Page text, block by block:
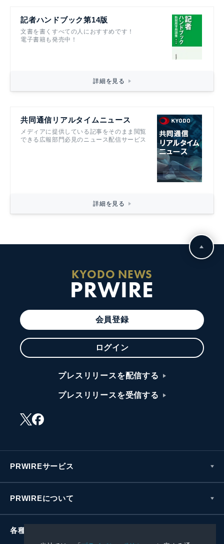
記者ハンドブック第14版
文書を書くすべての人におすすめです！
電子書籍も発売中！
詳細を見る
共同通信リアルタイムニュース
メディアに提供している記事をそのまま閲覧
できる広報部門必見のニュース配信サービス
詳細を見る
KYODO NEWS
PRWIRE
会員登録
ログイン
プレスリリースを配信する
プレスリリースを受信する
PRWIREサービス
PRWIREについて
各種お問い合わせ